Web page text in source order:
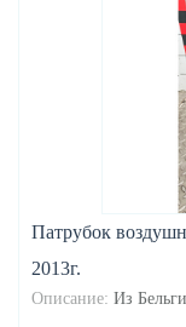
Патрубок
2013г.
Описание: Из